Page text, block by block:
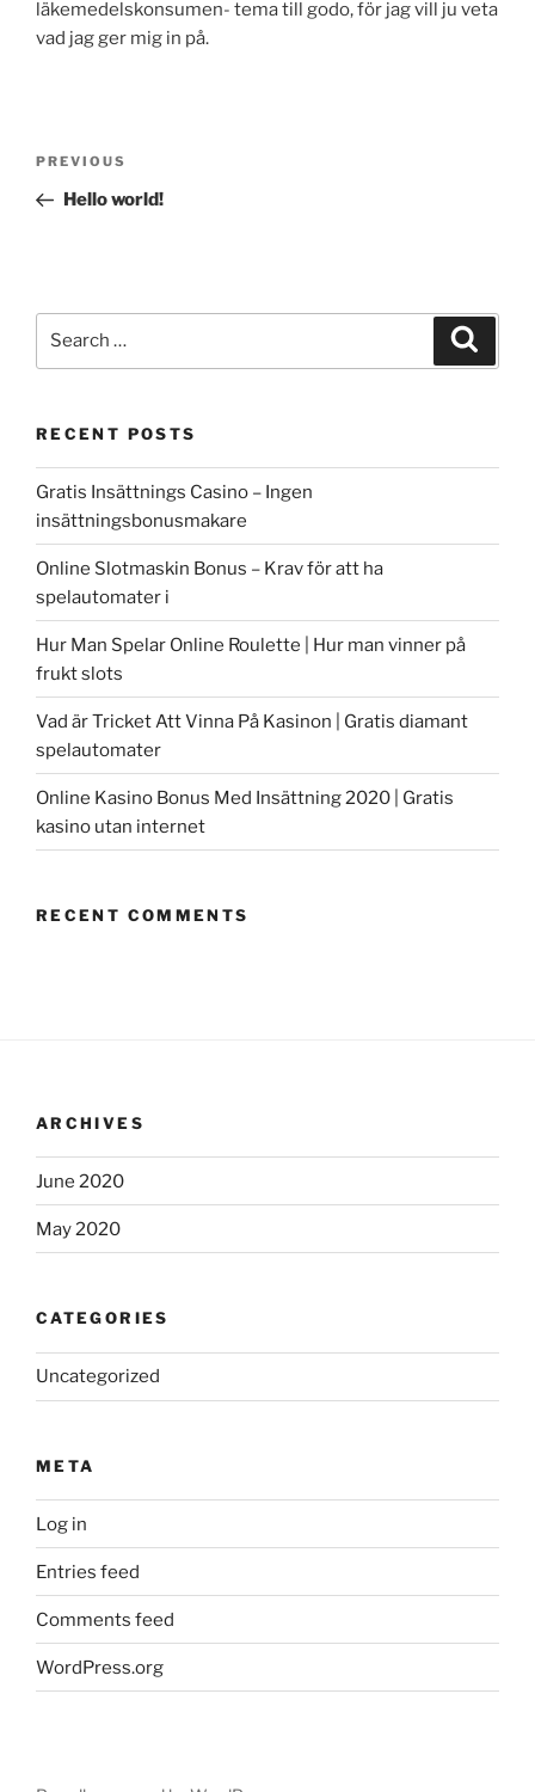
läkemedelskonsumen- tema till godo, för jag vill ju veta
vad jag ger mig in på.
Previous
Post
PREVIOUS
Hello world!
RECENT POSTS
Gratis Insättnings Casino – Ingen
insättningsbonusmakare
Online Slotmaskin Bonus – Krav för att ha
spelautomater i
Hur Man Spelar Online Roulette | Hur man vinner på
frukt slots
Vad är Tricket Att Vinna På Kasinon | Gratis diamant
spelautomater
Online Kasino Bonus Med Insättning 2020 | Gratis
kasino utan internet
RECENT COMMENTS
ARCHIVES
June 2020
May 2020
CATEGORIES
Uncategorized
META
Log in
Entries feed
Comments feed
WordPress.org